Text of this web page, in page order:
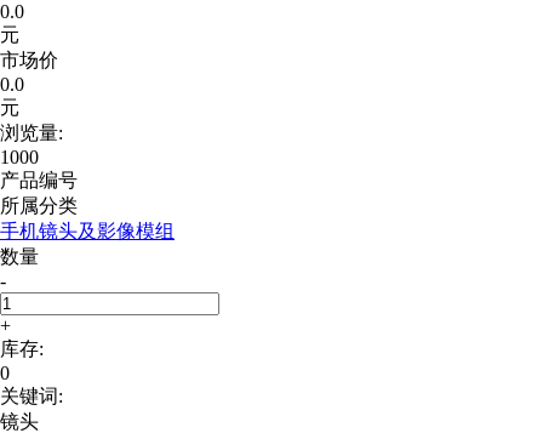
0.0
元
市场价
0.0
元
浏览量:
1000
产品编号
所属分类
手机镜头及影像模组
数量
-
+
库存:
0
关键词:
镜头